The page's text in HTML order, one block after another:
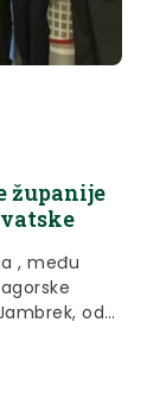
županije
, među
od
čije se